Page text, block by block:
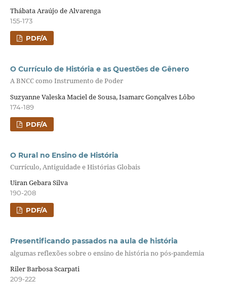
Thábata Araújo de Alvarenga
155-173
PDF/A
O Currículo de História e as Questões de Gênero
A BNCC como Instrumento de Poder
Suzyanne Valeska Maciel de Sousa, Isamarc Gonçalves Lôbo
174-189
PDF/A
O Rural no Ensino de História
Currículo, Antiguidade e Histórias Globais
Uiran Gebara Silva
190-208
PDF/A
Presentificando passados na aula de história
algumas reflexões sobre o ensino de história no pós-pandemia
Riler Barbosa Scarpati
209-222